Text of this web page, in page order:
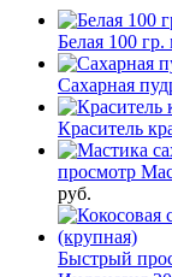
Белая 100 гр.
Сахарная
Краситель
просмотр
руб.
Быстрый